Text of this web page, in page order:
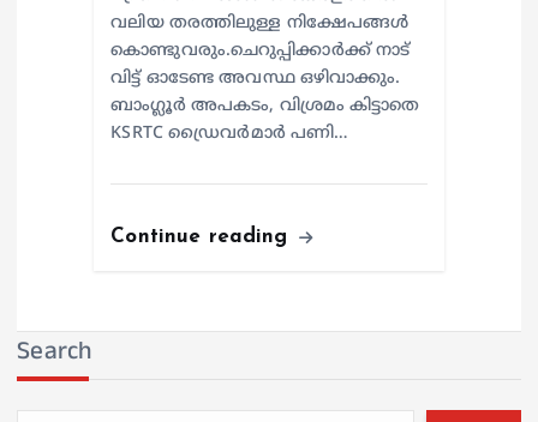
വലിയ തരത്തിലുള്ള നിക്ഷേപങ്ങൾ
കൊണ്ടുവരും.ചെറുപ്പിക്കാർക്ക് നാട്
വിട്ട് ഓടേണ്ട അവസ്ഥ ഒഴിവാക്കും.
ബാംഗ്ലൂർ അപകടം, വിശ്രമം കിട്ടാതെ
KSRTC ഡ്രൈവർമാർ പണി…
Continue reading
Search